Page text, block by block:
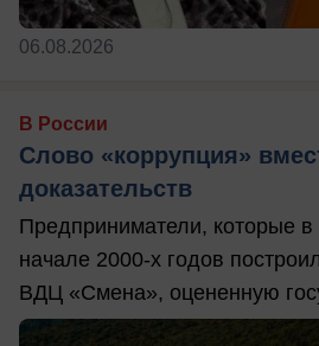
06.08.2026
В России
Слово «коррупция»
доказательств
Предприниматели, которые
начале 2000-х годов
ВДЦ «Смена», оцененную